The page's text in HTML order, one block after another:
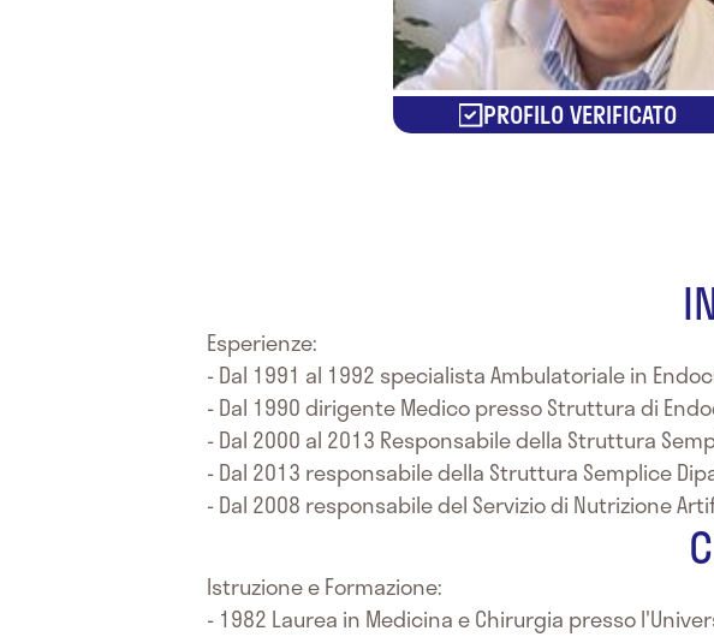
PROFILO VERIFICATO
Esperienze:
- Dal 1991 al 1992 specialista Ambulatoriale in
- Dal 1990 dirigente Medico presso Struttura di
- Dal 2000 al 2013 Responsabile della Struttura
- Dal 2013 responsabile della Struttura Semplice
- Dal 2008 responsabile del Servizio di Nutrizione
Istruzione e Formazione:
- 1982 Laurea in Medicina e Chirurgia presso